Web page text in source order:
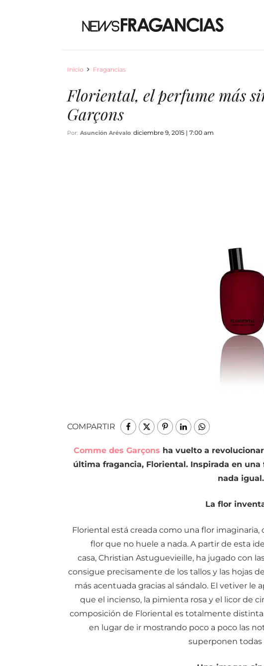
Inicio Fragancias
Floriental, el perfume más
Garçons
Por: Asunción Arévalo diciembre 9, 2015 | 7:00 am
COMPARTIR
Comme des Garçons ha vuelto a
última fragancia, Floriental. Inspirada en
nada igual.
La flor
Floriental está creada como una flor imaginaria,
flor que no huele a nada. A partir de esta
casa, Christian Astuguevieille, ha jugado con
consigue precisamente de los tallos y las hojas
más acentuada gracias al sándalo. El vetiver le
que el incienso, la pimienta rosa y el licor de
composición de Floriental es totalmente
en lugar de ir mostrando poco a poco las
superponen todas